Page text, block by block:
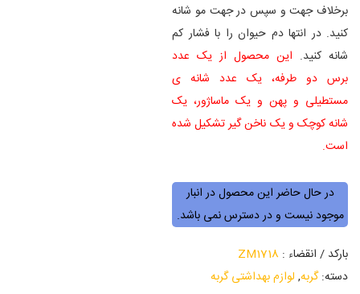
برخلاف جهت و سپس در جهت مو شانه
کنید. در انتها دم حیوان را با فشار کم
شانه کنید. این محصول از یک عدد
برس دو طرفه، یک عدد شانه ی
مستطیلی و پهن و یک ماساژور، یک
شانه کوچک و یک ناخن گیر تشکیل شده
است.
در حال حاضر این محصول در انبار
موجود نیست و در دسترس نمی باشد.
بارکد / انقضاء : ZM1718
دسته:گربه, لوازم بهداشتی گربه